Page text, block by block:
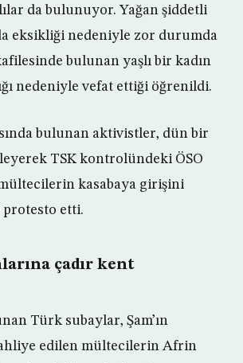
da bulunuyor. Yağan şiddetli
eksikliği nedeniyle zor durumda
bulunan yaşlı bir kadın
nedeniyle vefat ettiği öğrenildi.
bulunan aktivistler, dün bir
TSK kontrolündeki ÖSO
kasabaya girişini
etti.
çadır kent
Türk subaylar, Şam’ın
edilen mültecilerin Afrin